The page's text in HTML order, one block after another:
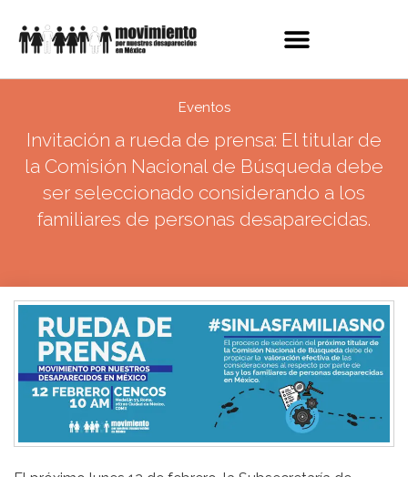
Eventos
Invitación a rueda de prensa: El titular de
la Comisión Nacional de Búsqueda debe
ser seleccionado considerando a los
familiares de personas desaparecidas.